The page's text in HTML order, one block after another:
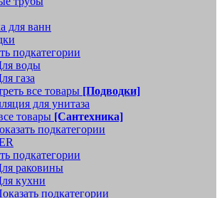
для ванн
подкатегории
воды
газа
все товары [Подводки]
для унитаза
товары [Сантехника]
подкатегории
подкатегории
раковины
кухни
подкатегории